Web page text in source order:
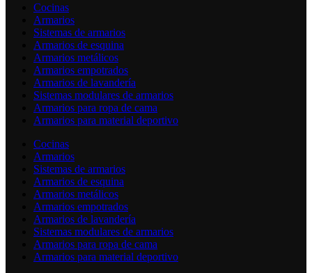
Cocinas
Armarios
Sistemas de armarios
Armarios de esquina
Armarios metálicos
Armarios empotrados
Armarios de lavandería
Sistemas modulares de armarios
Armarios para ropa de cama
Armarios para material deportivo
Cocinas
Armarios
Sistemas de armarios
Armarios de esquina
Armarios metálicos
Armarios empotrados
Armarios de lavandería
Sistemas modulares de armarios
Armarios para ropa de cama
Armarios para material deportivo